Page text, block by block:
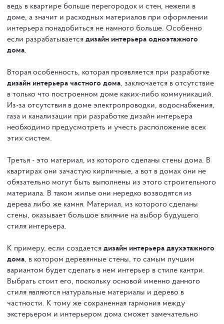
ведь в квартире больше перегородок и стен, нежели в
доме, а значит и расходных материалов при оформлении
интерьера понадобиться не намного больше. Особенно
если разрабатывается дизайн интерьера одноэтажного
дома.
Вторая особенность, которая проявляется при разработке
дизайн интерьера частного дома, заключается в отсутствие
в только что построенном доме каких-либо коммуникаций.
Из-за отсутствия в доме электропроводки, водоснабжения,
газа и канализации при разработке дизайн интерьера
необходимо предусмотреть и учесть расположение всех
этих систем.
Третья - это материал, из которого сделаны стены дома. В
квартирах они зачастую кирпичные, а вот в домах они не
обязательно могут быть выполнены из этого строительного
материала. В таком жилье они нередко возводятся из
дерева либо же камня. Материал, из которого сделаны
стены, оказывает большое влияние на выбор будущего
стиля интерьера.
К примеру, если создается дизайн интерьера двухэтажного
дома, в котором деревянные стены, то самым лучшим
вариантом будет сделать в нем интерьер в стиле кантри.
Выбрать стоит его, поскольку основой именно данного
стиля являются натуральные материалы и дерево в
частности. К тому же сохраненная гармония между
экстерьером и интерьером дома сможет замечательно